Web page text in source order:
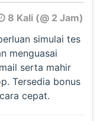
8 Kali (@ 2 Jam)
simulai tes
menguasai
serta mahir
Tersedia bonus
cepat.